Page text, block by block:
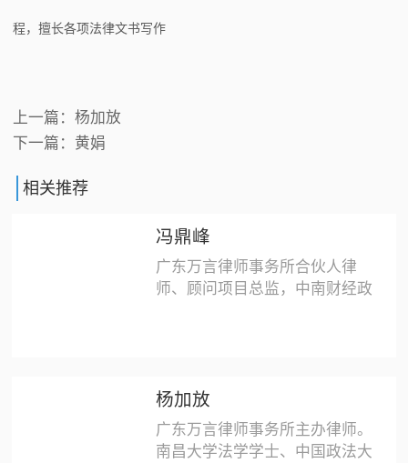
程，擅长各项法律文书写作
上一篇： 杨加放
下一篇： 黄娟
相关推荐
冯鼎峰
广东万言律师事务所合伙人律
师、顾问项目总监，中南财经政
目工作。擅长房地产开发、股权
并购、借贷担保、企业重组、员
工管理等法律关系业务的风险防
杨加放
广东万言律师事务所主办律师。
南昌大学法学学士、中国政法大